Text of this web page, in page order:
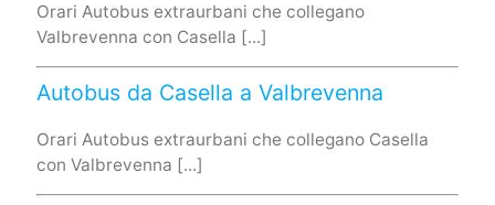
Orari Autobus extraurbani che collegano
Valbrevenna con Casella [...]
Autobus da Casella a Valbrevenna
Orari Autobus extraurbani che collegano Casella
con Valbrevenna [...]